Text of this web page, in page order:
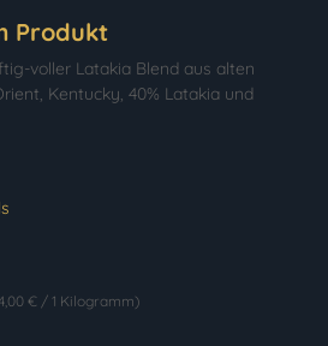
Produkt
voller Latakia Blend aus alten
Kentucky, 40% Latakia und
€ / 1 Kilogramm)